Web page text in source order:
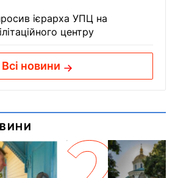
ієрарха УПЦ на
центру
Всі новини